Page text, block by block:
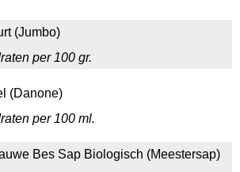
(Jumbo)
per 100 gr.
(Danone)
per 100 ml.
Bes Sap Biologisch (Meestersap)